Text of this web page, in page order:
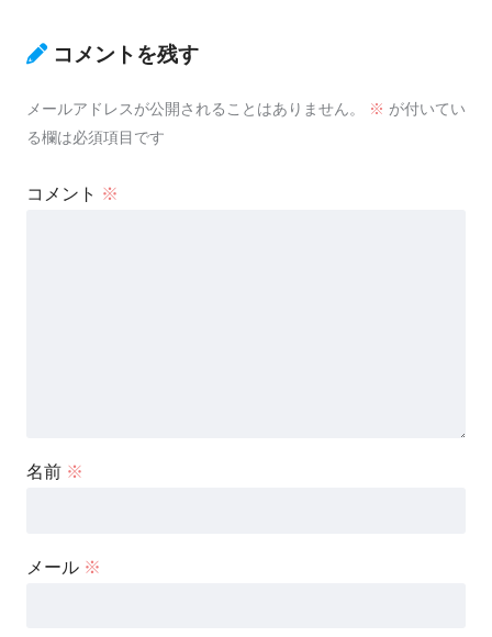
コメントを残す
メールアドレスが公開されることはありません。 ※ が付いてい
る欄は必須項目です
コメント ※
名前 ※
メール ※